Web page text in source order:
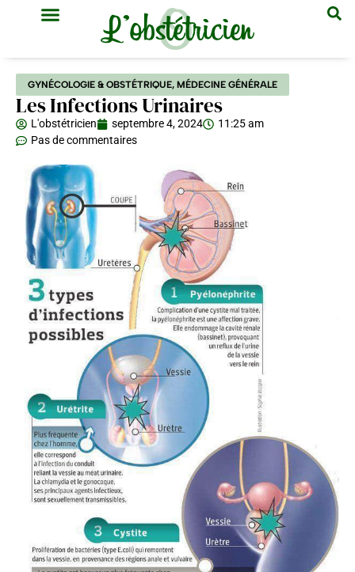
GYNÉCOLOGIE & OBSTÉTRIQUE, MÉDECINE GÉNÉRALE
Les Infections Urinaires
L'obstétricien septembre 4, 2024
11:25 am
Pas de commentaires